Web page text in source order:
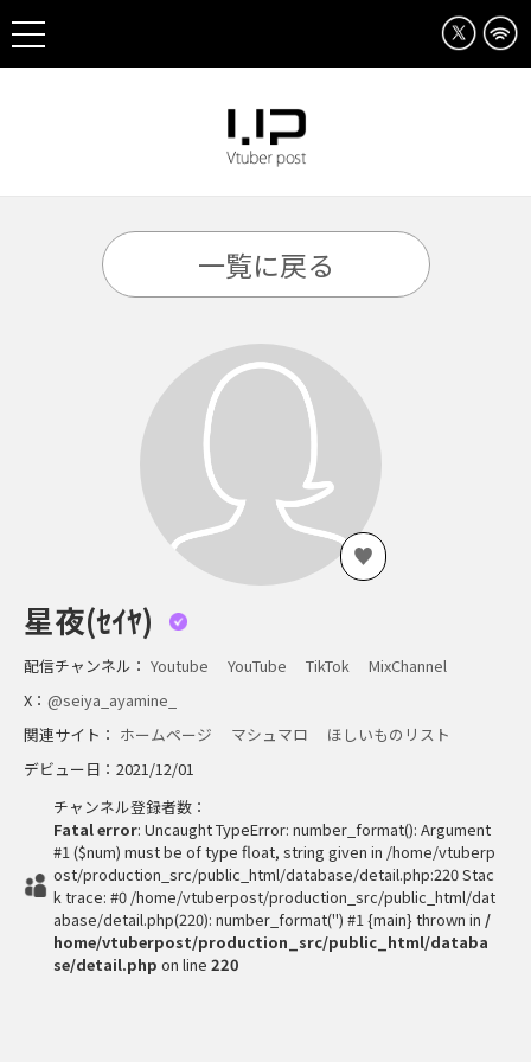
一覧に戻る
星夜(ｾｲﾔ)
配信チャンネル： Youtube YouTube TikTok
MixChannel
X： @seiya_ayamine_
関連サイト： ホームページ マシュマロ
ほしいものリスト
デビュー日：2021/12/01
チャンネル登録者数：
Fatal error: Uncaught TypeError: number_format(): Argument
#1 ($num) must be of type float, string given in /home/vtuberp
ost/production_src/public_html/database/detail.php:220 Stac
k trace: #0 /home/vtuberpost/production_src/public_html/dat
abase/detail.php(220): number_format('') #1 {main} thrown in /
home/vtuberpost/production_src/public_html/databa
se/detail.php on line 220